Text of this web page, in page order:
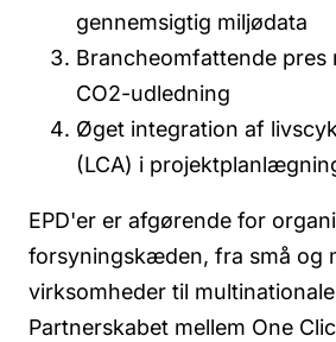
gennemsigtig miljødata
Brancheomfattende pres
CO2-udledning
Øget integration af
(LCA) i
EPD'er er afgørende for
forsyningskæden, fra små og
virksomheder til
Partnerskabet mellem One